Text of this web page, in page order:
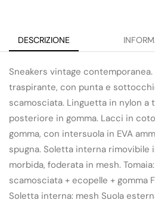
DESCRIZIONE
Sneakers vintage contemporanea.
traspirante, con punta e
scamosciata. Linguetta in nylon a
posteriore in gomma. Lacci in
gomma, con intersuola in EVA
spugna. Soletta interna rimovibile
morbida, foderata in mesh.
scamosciata + ecopelle + gomma
Soletta interna: mesh Suola